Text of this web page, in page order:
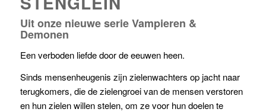
Uit onze nieuwe serie Vampieren &
Demonen
Een verboden liefde door de eeuwen heen.
Sinds mensenheugenis zijn zielenwachters op jacht naar
terugkomers, die de zielengroei van de mensen verstoren
en hun zielen willen stelen, om ze voor hun doelen te